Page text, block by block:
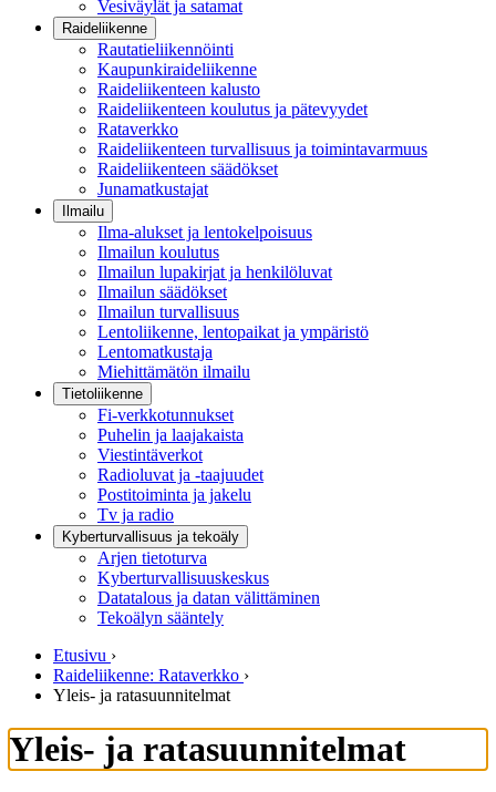
Vesiväylät ja satamat
Raideliikenne
Rautatieliikennöinti
Kaupunkiraideliikenne
Raideliikenteen kalusto
Raideliikenteen koulutus ja pätevyydet
Rataverkko
Raideliikenteen turvallisuus ja toimintavarmuus
Raideliikenteen säädökset
Junamatkustajat
Ilmailu
Ilma-alukset ja lentokelpoisuus
Ilmailun koulutus
Ilmailun lupakirjat ja henkilöluvat
Ilmailun säädökset
Ilmailun turvallisuus
Lentoliikenne, lentopaikat ja ympäristö
Lentomatkustaja
Miehittämätön ilmailu
Tietoliikenne
Fi-verkkotunnukset
Puhelin ja laajakaista
Viestintäverkot
Radioluvat ja -taajuudet
Postitoiminta ja jakelu
Tv ja radio
Kyberturvallisuus ja tekoäly
Arjen tietoturva
Kyberturvallisuuskeskus
Datatalous ja datan välittäminen
Tekoälyn sääntely
Etusivu ›
Raideliikenne: Rataverkko ›
Yleis- ja ratasuunnitelmat
Yleis- ja ratasuunnitelmat